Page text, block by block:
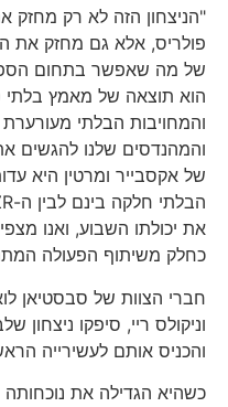
"הניצחון הזה לא רק מחזק
פולריס, אלא גם מחזק את
של מה שאפשר בתחום
הוא תוצאה של מאמץ בלתי
והמחויבות הבלתי מעורערת
והמהנדסים שלנו להגשים את
של אקסבייר ומרטין היא עדות
את יכולתו השבוע, ואנו מצפים
כחלק משיתוף הפעולה
והכניס אותם לעשירייה
כשהיא הגדילה את נוכחותה